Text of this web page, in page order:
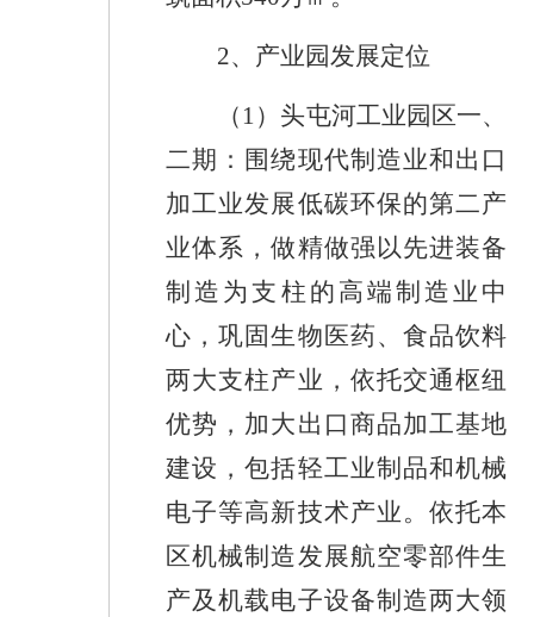
2、产业园发展定位
（ 1）头屯河工业园区一、
二期：围绕现代制造业和出口
加工业发展低碳环保的第二产
业体系，做精做强以先进装备
制造为支柱的高端制造业中
心，巩固生物医药、食品饮料
两大支柱产业，依托交通枢纽
优势，加大出口商品加工基地
建设，包括轻工业制品和机械
电子等高新技术产业。依托本
区机械制造发展航空零部件生
产及机载电子设备制造两大领